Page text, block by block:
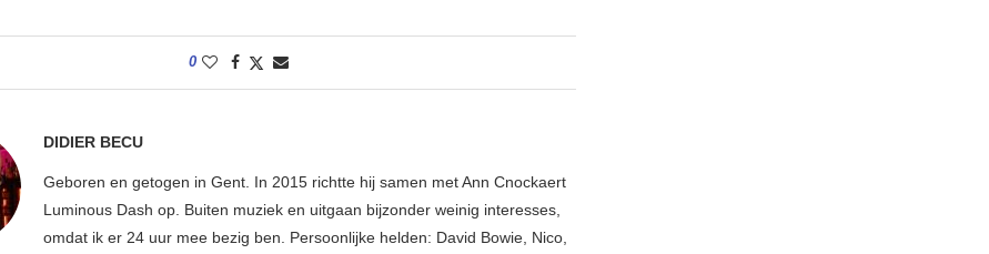
0
DIDIER BECU
Geboren en getogen in Gent. In 2015 richtte hij samen met Ann Cnockaert
Luminous Dash op. Buiten muziek en uitgaan bijzonder weinig interesses,
omdat ik er 24 uur mee bezig ben. Persoonlijke helden: David Bowie, Nico,